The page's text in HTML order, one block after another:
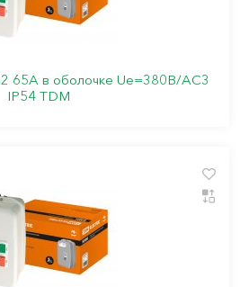
65А в оболочке Ue=380В/АС3
IP54 TDM